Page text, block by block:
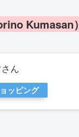
Kumasan）
ん
ッピング